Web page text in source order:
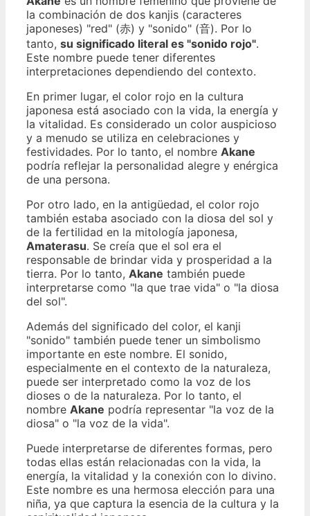
la combinación de dos kanjis (caracteres
japoneses) "red" (赤) y "sonido" (音). Por lo
tanto, su significado literal es "sonido rojo".
Este nombre puede tener diferentes
interpretaciones dependiendo del contexto.
En primer lugar, el color rojo en la cultura
japonesa está asociado con la vida, la energía y
la vitalidad. Es considerado un color auspicioso
y a menudo se utiliza en celebraciones y
festividades. Por lo tanto, el nombre Akane
podría reflejar la personalidad alegre y enérgica
de una persona.
Por otro lado, en la antigüedad, el color rojo
también estaba asociado con la diosa del sol y
de la fertilidad en la mitología japonesa,
Amaterasu. Se creía que el sol era el
responsable de brindar vida y prosperidad a la
tierra. Por lo tanto, Akane también puede
interpretarse como "la que trae vida" o "la diosa
del sol".
Además del significado del color, el kanji
"sonido" también puede tener un simbolismo
importante en este nombre. El sonido,
especialmente en el contexto de la naturaleza,
puede ser interpretado como la voz de los
dioses o de la naturaleza. Por lo tanto, el
nombre Akane podría representar "la voz de la
diosa" o "la voz de la vida".
Puede interpretarse de diferentes formas, pero
todas ellas están relacionadas con la vida, la
energía, la vitalidad y la conexión con lo divino.
Este nombre es una hermosa elección para una
niña, ya que captura la esencia de la cultura y la